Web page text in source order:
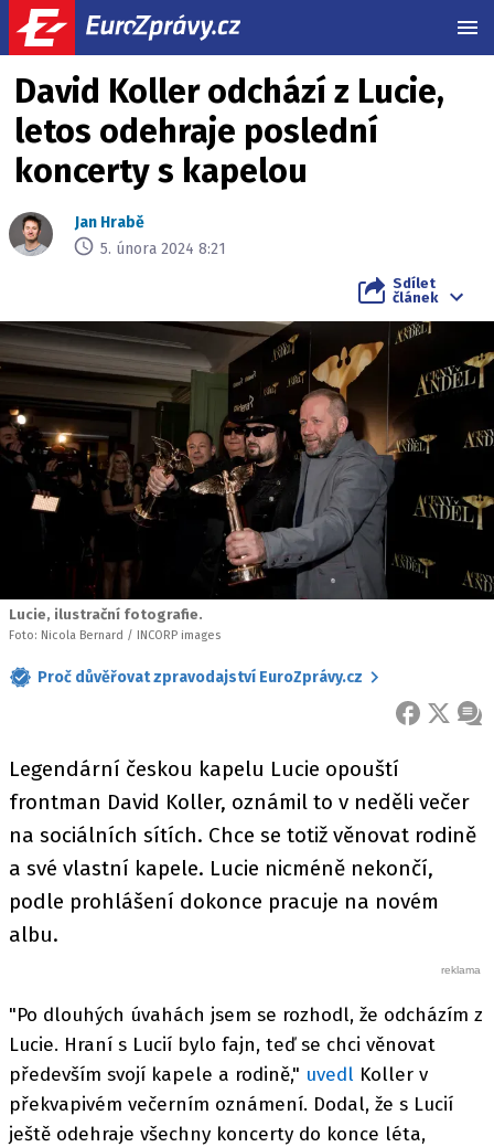
David Koller odchází z Lucie,
letos odehraje poslední
koncerty s kapelou
Jan Hrabě
5. února 2024 8:21
Sdílet
článek
Lucie, ilustrační fotografie.
Foto: Nicola Bernard / INCORP images
Proč důvěřovat zpravodajství EuroZprávy.cz
FACEBOOK
X
Legendární českou kapelu Lucie opouští
frontman David Koller, oznámil to v neděli večer
na sociálních sítích. Chce se totiž věnovat rodině
a své vlastní kapele. Lucie nicméně nekončí,
podle prohlášení dokonce pracuje na novém
albu.
"Po dlouhých úvahách jsem se rozhodl, že odcházím z
Lucie. Hraní s Lucií bylo fajn, teď se chci věnovat
především svojí kapele a rodině," uvedl Koller v
překvapivém večerním oznámení. Dodal, že s Lucií
ještě odehraje všechny koncerty do konce léta,